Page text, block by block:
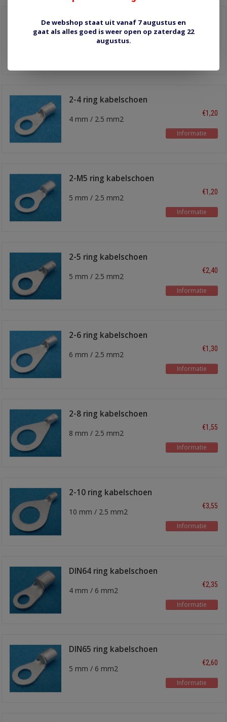
2-M4 ring kabelschoen
4 mm / 2.5 mm2
2-4 ring kabelschoen
4 mm / 2.5 mm2
€1,20
Informatie
2-M5 ring kabelschoen
5 mm / 2.5 mm2
€1,20
Informatie
2-5 ring kabelschoen
5 mm / 2.5 mm2
€2,40
Informatie
2-6 ring kabelschoen
6 mm / 2.5 mm2
€1,30
Informatie
2-8 ring kabelschoen
8 mm / 2.5 mm2
€1,55
Informatie
2-10 ring kabelschoen
10 mm / 2.5 mm2
€3,55
Informatie
DIN64 ring kabelschoen
4 mm / 6 mm2
€2,35
Informatie
DIN65 ring kabelschoen
5 mm / 6 mm2
€2,60
Informatie
De webshop staat uit vanaf 7 augustus en
gaat als alles goed is weer open op zaterdag 22
augustus.